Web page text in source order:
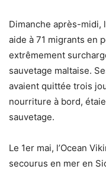
Dimanche après-midi,
aide à 71 migrants en
extrêmement
sauvetage maltaise.
avaient quittée trois
nourriture à bord,
sauvetage.
Le 1er mai, l’Ocean
secourus en mer en